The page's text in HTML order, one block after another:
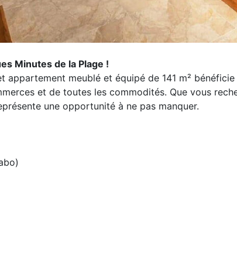
Minutes de la Plage !
meublé et équipé de 141 m²
et de toutes les commodités. Que vous
une opportunité à ne pas manquer.